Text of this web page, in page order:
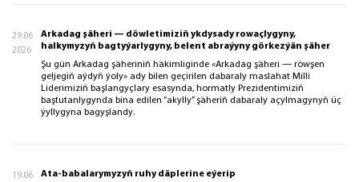
29.06
2026
Arkadag şäheri — döwletimiziň ykdysady rowaçlygyny,
halkymyzyň bagtyýarlygyny, belent abraýyny görkezýän şäher
Şu gün Arkadag şäheriniň häkimliginde «Arkadag şäheri — röwşen
geljegiň aýdyň ýoly» ady bilen geçirilen dabaraly maslahat Milli
Liderimiziň başlangyçlary esasynda, hormatly Prezidentimiziň
baştutanlygynda bina edilen “akylly” şäheriň dabaraly açylmagynyň üç
ýyllygyna bagyşlandy.
19.06
Ata-babalarymyzyň ruhy däplerine eýerip